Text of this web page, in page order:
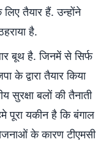
तैयार हैं. उन्होंने
है.
बूथ है. जिनमें से सिर्फ
के द्वारा तैयार किया
बलों की तैनाती
पूरा यकीन है कि बंगाल
के कारण टीएमसी